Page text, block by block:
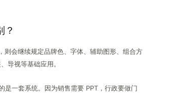
？
则会继续规定品牌色、字体、辅助图形、组合方
导视等基础应用。
是一套系统。因为销售需要 PPT，行政要做门